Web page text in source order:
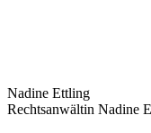
Nadine Ettling
Rechtsanwältin Nadine